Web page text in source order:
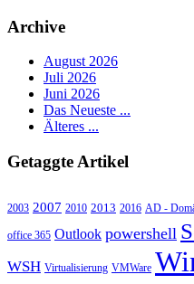
Archive
August 2026
Juli 2026
Juni 2026
Das Neueste ...
Älteres ...
Getaggte Artikel
2003 2007 2010 2013 2016 AD -
office 365 Outlook powershell
WSH Virtualisierung VMWare